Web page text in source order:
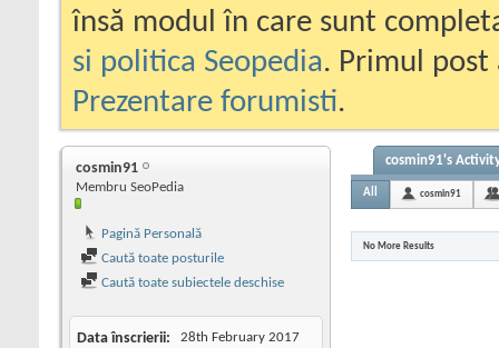
însă modul în care sunt
si politica Seopedia. Primul
Prezentare forumisti.
cosmin91
Membru SeoPedia
Pagină Personală
Caută toate posturile
Caută toate subiectele deschise
Data înscrierii 28th February 2017
cosmin91's
All cosmin91
No More Results